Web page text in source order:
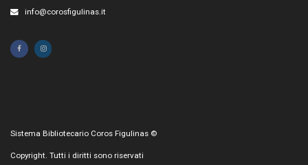
info@corosfigulinas.it
Sistema Bibliotecario Coros Figulinas ©
Copyright. Tutti i diritti sono riservati